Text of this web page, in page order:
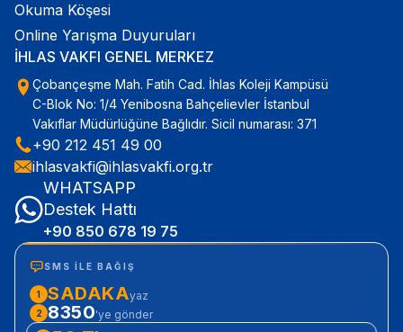
Okuma Köşesi
Online Yarışma Duyuruları
İHLAS VAKFI GENEL MERKEZ
Çobançeşme Mah. Fatih Cad. İhlas Koleji Kampüsü
C-Blok No: 1/4 Yenibosna Bahçelievler İstanbul
Vakıflar Müdürlüğüne Bağlıdır. Sicil numarası: 371
+90 212 451 49 00
ihlasvakfi@ihlasvakfi.org.tr
WHATSAPP
Destek Hattı
+90 850 678 19 75
SMS ILE BAĞIŞ
1 SADAKAyaz
2 8350'ye gönder